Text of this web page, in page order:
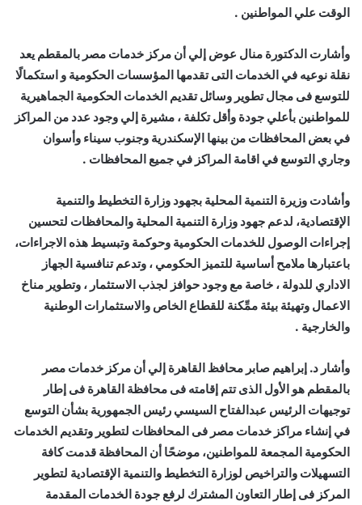
الوقت علي المواطنين .
وأشارت الدكتورة منال عوض إلي أن مركز خدمات مصر بالمقطم يعد
نقلة نوعيه في الخدمات التى تقدمها المؤسسات الحكومية و استكمالًا
للتوسع فى مجال تطوير وسائل تقديم الخدمات الحكومية الجماهيرية
للمواطنين بأعلي جودة وأقل تكلفة ، مشيرة إلي وجود عدد من المراكز
في بعض المحافظات من بينها الإسكندرية وجنوب سيناء وأسوان
وجاري التوسع في اقامة المراكز في جميع المحافظات .
وأشادت وزيرة التنمية المحلية بجهود وزارة التخطيط والتنمية
الإقتصادية، لدعم جهود وزارة التنمية المحلية والمحافظات لتحسين
إجراءات الوصول للخدمات الحكومية وحوكمة وتبسيط هذه الاجراءات،
باعتبارها ملامح أساسية للتميز الحكومي ، وتدعم تنافسية الجهاز
الاداري للدولة ، خاصة مع وجود حوافز لجذب الاستثمار ، وتطوير مناخ
الاعمال وتهيئة بيئة ممِّكنة للقطاع الخاص والاستثمارات الوطنية
والخارجية .
وأشار د. إبراهيم صابر محافظ القاهرة إلي أن مركز خدمات مصر
بالمقطم هو الأول الذى تتم إقامته فى محافظة القاهرة فى إطار
توجيهات الرئيس عبدالفتاح السيسي رئيس الجمهورية بشأن التوسع
في إنشاء مراكز خدمات مصر فى المحافظات لتطوير وتقديم الخدمات
الحكومية المجمعة للمواطنين، موضحًا أن المحافظة قدمت كافة
التسهيلات والتراخيص لوزارة التخطيط والتنمية الإقتصادية لتطوير
المركز فى إطار التعاون المشترك لرفع جودة الخدمات المقدمة